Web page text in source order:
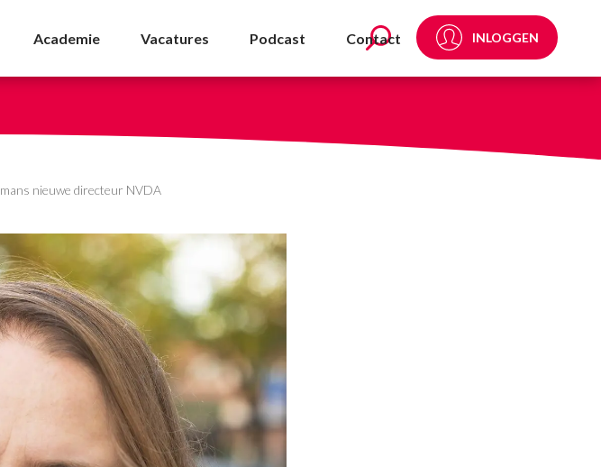
NVDA - NVDA
Academie Vacatures Podcast Contact INLOGGEN
nieuwe directeur NVDA